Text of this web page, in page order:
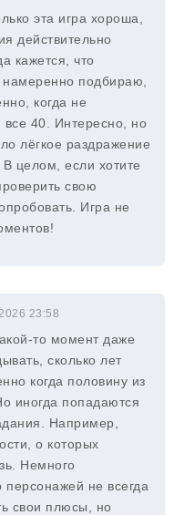
эта игра хороша,
действительно
кажется, что
подбираю,
когда не
40. Интересно, но
лёгкое раздражение
целом, если хотите
свою
Игра не
23:58
то момент даже
сколько лет
когда половину из
иногда попадаются
Например,
о которых
Немного
персонажей не всегда
свои плюсы, но